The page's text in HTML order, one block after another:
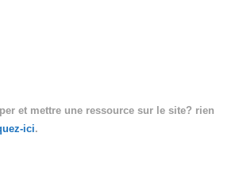
et mettre une ressource sur le site? rien
ici.